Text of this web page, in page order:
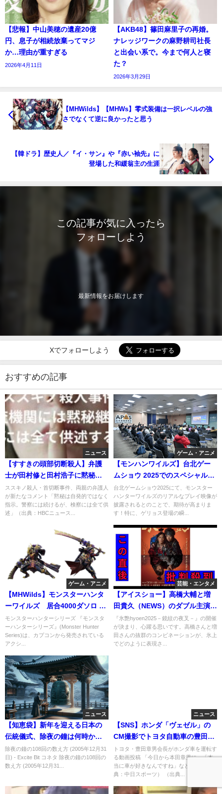
【悲報】中山美穂の遺産20億
円、息子が相続放棄ってマジ
か…理由が重すぎる
2026年4月11日
【AKB48】篠田麻里子の再婚。
ナレッジワークの麻野耕司社長
と出会い系で。今まで何人と寝
た？
2026年3月29日
【MHWilds】【MHWs】零式装備は一択レベルの強
さでなくて逆に良かったと思う
【韓ドラ】歴史人／『イ・サン』や『赤い袖先』に
登場した和緩翁主の生涯
この記事が気に入ったら
フォローしよう
最新情報をお届けします
Xでフォローしよう
おすすめの記事
ニュース
【すすきの頭部切断殺人】弁護
士が田村修と田村浩子に黙秘を
指示する意図
ススキノ殺人・首切断事件、両親の弁護人
が新たなコメント「黙秘は自発的ではなく
指示。警察には続けるが、検察には全て供
述」（出典：HBCニュース...
ゲーム・アニメ
【モンハンワイルズ】台北ゲー
ムショウ 2025でのスペシャルス
テージ配信
台北ゲームショウ2025にて、モンスター
ハンターワイルズのリアルなプレイ映像が
披露されるとのことで、期待が高まりま
す！特に、ゲリョス登場の瞬...
ゲーム・アニメ
【MHWilds】モンスターハンタ
ーワイルズ 居合4000ダソロ 火
力型 オススメ装備まとめ
モンスターハンターシリーズ 『モンスタ
ーハンターシリーズ』(Monster Hunter
Series)は、カプコンから発売されている
アクシ...
芸能・エンタメ
【アイスショー】高橋大輔と増
田貴久（NEWS）のダブル主演で
『氷艶』が7月5日から横浜アリ
ーナで開催決定！荒川静香も出
演
『氷艶hyoen2025－鏡紋の夜叉－』の開催
が決まり、心躍る思いです。高橋さんと増
田さんの抜群のコンビネーションが、氷上
でどのように表現さ...
ニュース
【知恵袋】新年を迎える日本の
伝統儀式、除夜の鐘は何時から
始まったのか？
除夜の鐘の108回の数え方 (2005年12月31
日) - Excite Bit コネタ 除夜の鐘の108回の
数え方 (2005年12月31...
ニュース
【SNS】ホンダ「ヴェゼル」の
CM撮影でトヨタ自動車の豊田章
男会長が出演？両社公式
SNS「X」で公開
トヨタ・豊田章男会長がホンダ車を運転す
る動画投稿 「今日から本田章男に」「本
当に車が好きなんですね」など反響 （出
典：中日スポーツ） （出典...